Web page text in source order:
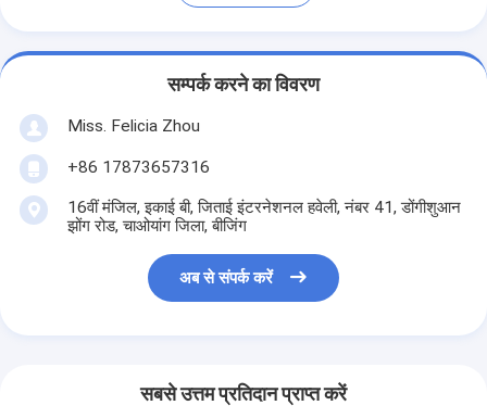
सम्पर्क करने का विवरण
Miss. Felicia Zhou
+86 17873657316
16वीं मंजिल, इकाई बी, जिताई इंटरनेशनल हवेली, नंबर 41, डोंगीशुआन
झोंग रोड, चाओयांग जिला, बीजिंग
अब से संपर्क करें
सबसे उत्तम प्रतिदान प्राप्त करें